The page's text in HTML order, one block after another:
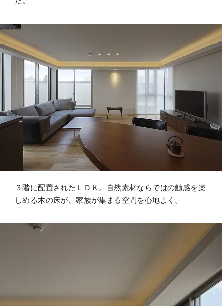
３階に配置されたＬＤＫ。自然素材ならではの触感を楽
しめる木の床が、家族が集まる空間を心地よく。